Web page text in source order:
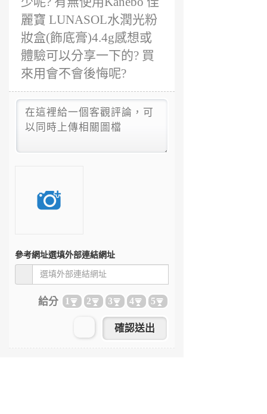
麗寶 LUNASOL水潤光粉
妝盒(飾底膏)4.4g感想或
體驗可以分享一下的? 買
來用會不會後悔呢?
參考網址選填外部連結網址
給分 1 2 3 4 5